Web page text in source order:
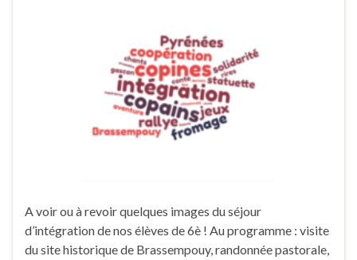
A voir ou à revoir quelques images du séjour
d’intégration de nos élèves de 6è ! Au programme : visite
du site historique de Brassempouy, randonnée pastorale,